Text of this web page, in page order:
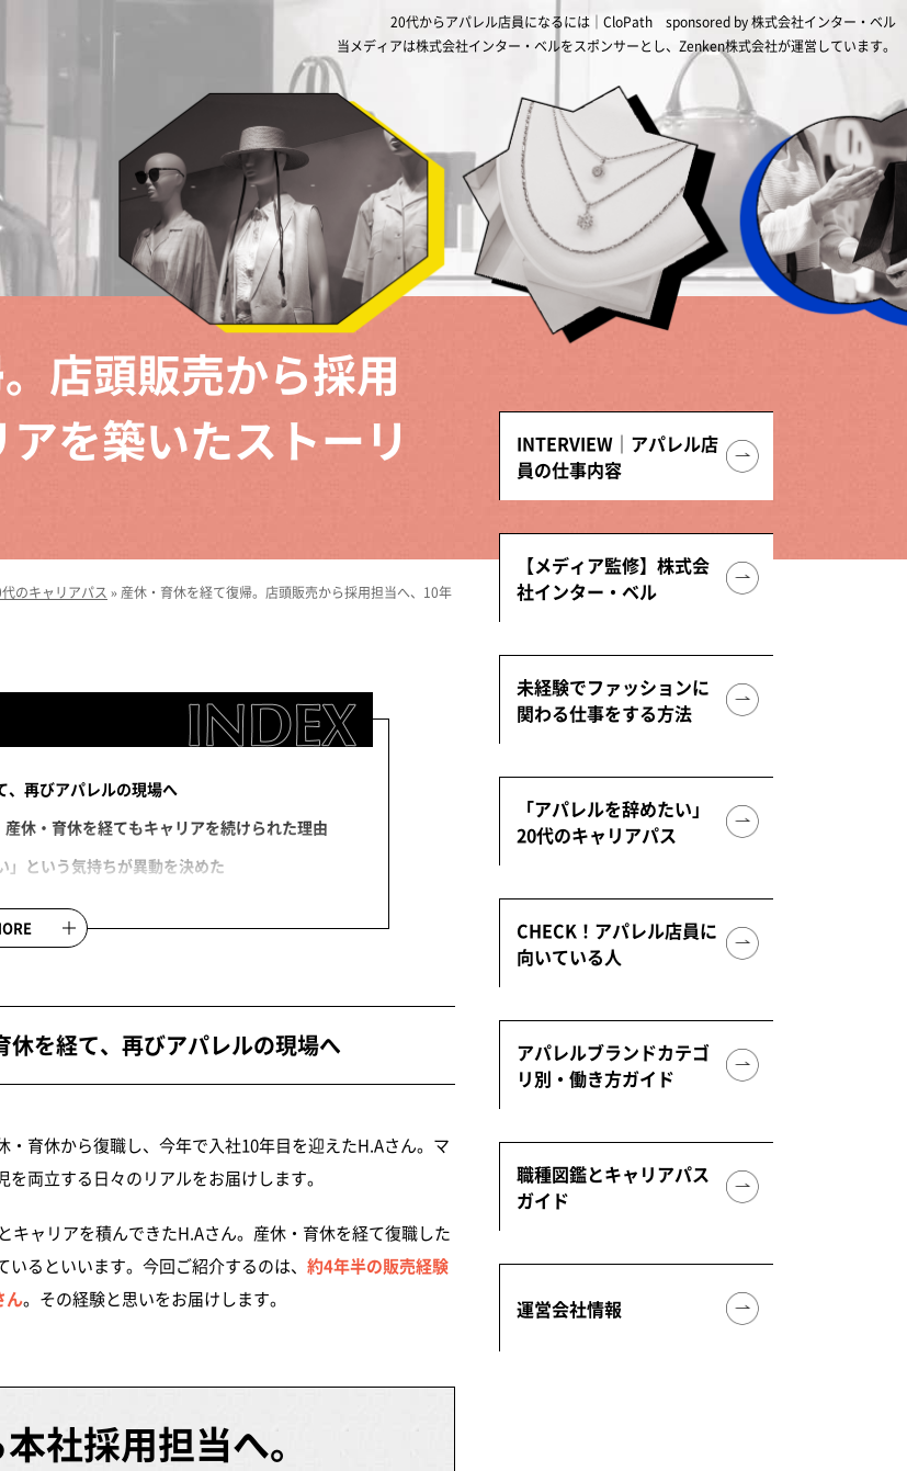
20代からアパレル店員になるには｜CloPath sponsored by 株式会社インター・ベル
当メディアは株式会社インター・ベルをスポンサーとし、Zenken株式会社が運営しています。
店頭販売から採用
を築いたストーリ
のキャリアパス » 産休・育休を経て復帰。店頭販売から採用担当へ、10年
再びアパレルの現場へ
休・育休を経てもキャリアを続けられた理由
」という気持ちが異動を決めた
けてもらえる環境があったから
を経て、再びアパレルの現場へ
育休から復職し、今年で入社10年目を迎えたH.Aさん。マ
両立する日々のリアルをお届けします。
ャリアを積んできたH.Aさん。産休・育休を経て復職した
るといいます。今回ご紹介するのは、 約4年半の販売経験
ん。その経験と思いをお届けします。
社採用担当へ。
INTERVIEW｜アパレル店
員の仕事内容
【メディア監修】株式会
社インター・ベル
未経験でファッションに
関わる仕事をする方法
「アパレルを辞めたい」
20代のキャリアパス
CHECK！アパレル店員に
向いている人
アパレルブランドカテゴ
リ別・働き方ガイド
職種図鑑とキャリアパス
ガイド
運営会社情報